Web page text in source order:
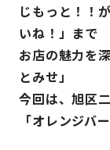
じもっと！！
いね！」まで
お店の魅力を
とみせ」
今回は、旭区
「オレンジバ